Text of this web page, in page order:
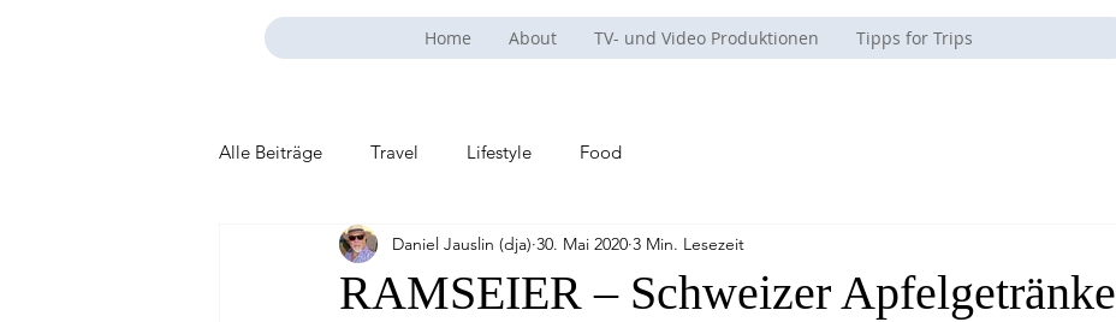
Home About TV- und Video Produktionen Tipps for Trips
Alle Beiträge Travel Lifestyle Food
RAMSEIER – Schweizer Apfelgetränke
Daniel Jauslin (dja) 30. Mai 2020 3 Min. Lesezeit